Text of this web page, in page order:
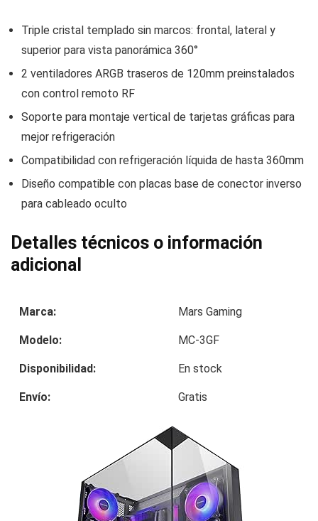
Triple cristal templado sin marcos: frontal, lateral y
superior para vista panorámica 360°
2 ventiladores ARGB traseros de 120mm preinstalados
con control remoto RF
Soporte para montaje vertical de tarjetas gráficas para
mejor refrigeración
Compatibilidad con refrigeración líquida de hasta 360mm
Diseño compatible con placas base de conector inverso
para cableado oculto
Detalles técnicos o información
adicional
Marca: Mars Gaming
Modelo: MC-3GF
Disponibilidad: En stock
Envío: Gratis